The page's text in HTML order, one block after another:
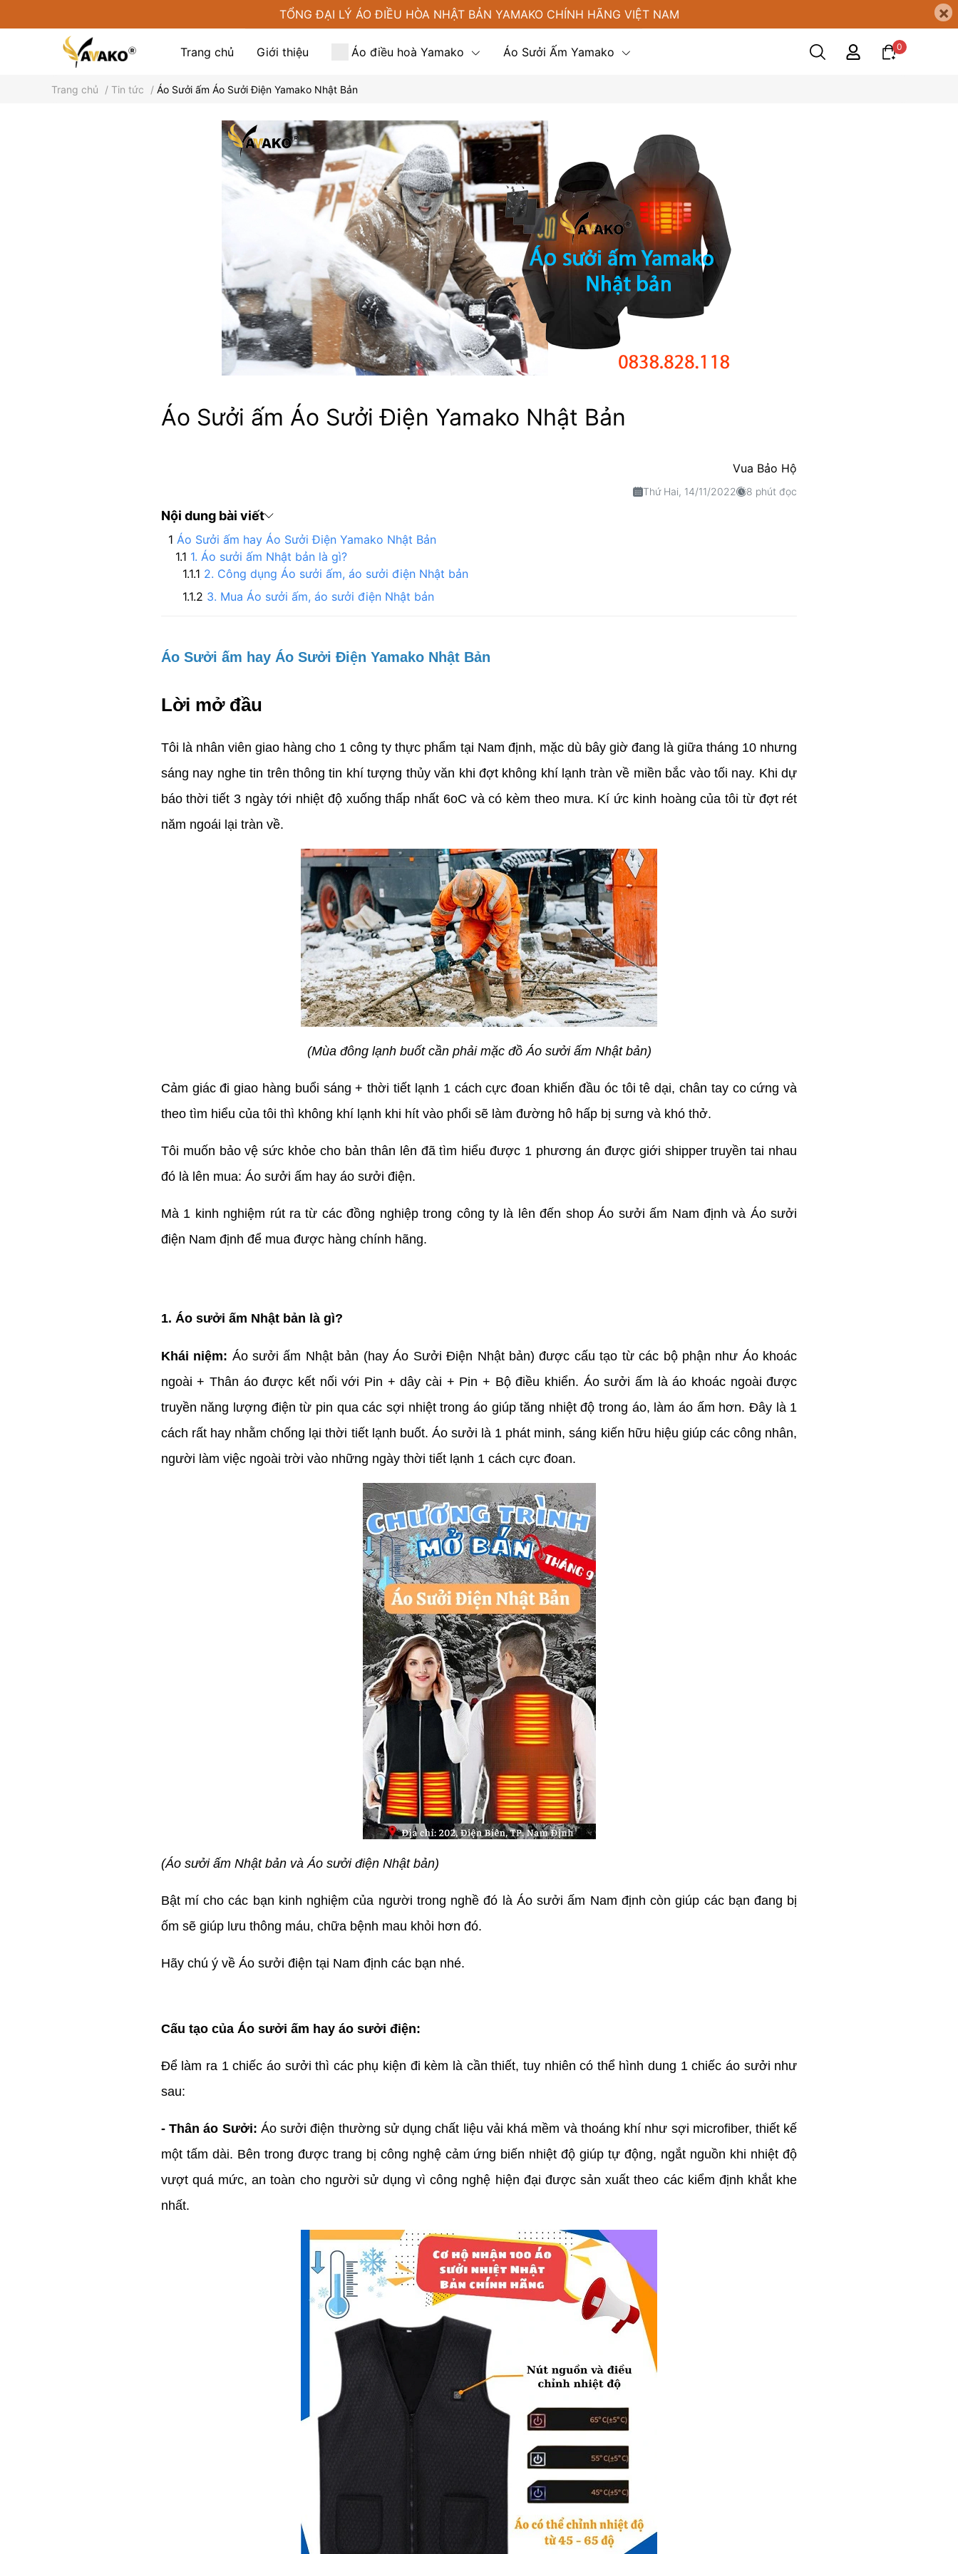
TỔNG ĐẠI LÝ ÁO ĐIỀU HÒA NHẬT BẢN YAMAKO CHÍNH HÃNG VIỆT NAM ×
Trang chủ Giới thiệu Áo điều hoà Yamako Áo Sưởi Ấm Yamako
Phụ kiện tại Yamako Tin tức
0
Trang chủ / Tin tức / Áo Sưởi ấm Áo Sưởi Điện Yamako Nhật Bản
Áo Sưởi ấm Áo Sưởi Điện Yamako Nhật Bản
Vua Bảo Hộ
Thứ Hai, 14/11/2022 8 phút đọc
Nội dung bài viết
Áo Sưởi ấm hay Áo Sưởi Điện Yamako Nhật Bản
1. Áo sưởi ấm Nhật bản là gì?
2. Công dụng Áo sưởi ấm, áo sưởi điện Nhật bản
3. Mua Áo sưởi ấm, áo sưởi điện Nhật bản
Áo Sưởi ấm hay Áo Sưởi Điện Yamako Nhật Bản
Lời mở đầu
Tôi là nhân viên giao hàng cho 1 công ty thực phẩm tại Nam định, mặc dù bây giờ đang là giữa tháng 10 nhưng
sáng nay nghe tin trên thông tin khí tượng thủy văn khi đợt không khí lạnh tràn về miền bắc vào tối nay. Khi dự
báo thời tiết 3 ngày tới nhiệt độ xuống thấp nhất 6oC và có kèm theo mưa. Kí ức kinh hoàng của tôi từ đợt rét
năm ngoái lại tràn về.
(Mùa đông lạnh buốt cần phải mặc đồ Áo sưởi ấm Nhật bản)
Cảm giác đi giao hàng buổi sáng + thời tiết lạnh 1 cách cực đoan khiến đầu óc tôi tê dại, chân tay co cứng và
theo tìm hiểu của tôi thì không khí lạnh khi hít vào phổi sẽ làm đường hô hấp bị sưng và khó thở.
Tôi muốn bảo vệ sức khỏe cho bản thân lên đã tìm hiểu được 1 phương án được giới shipper truyền tai nhau
đó là lên mua: Áo sưởi ấm hay áo sưởi điện.
Mà 1 kinh nghiệm rút ra từ các đồng nghiệp trong công ty là lên đến shop Áo sưởi ấm Nam định và Áo sưởi
điện Nam định để mua được hàng chính hãng.
1. Áo sưởi ấm Nhật bản là gì?
Khái niệm: Áo sưởi ấm Nhật bản (hay Áo Sưởi Điện Nhật bản) được cấu tạo từ các bộ phận như Áo khoác
ngoài + Thân áo được kết nối với Pin + dây cài + Pin + Bộ điều khiển. Áo sưởi ấm là áo khoác ngoài được
truyền năng lượng điện từ pin qua các sợi nhiệt trong áo giúp tăng nhiệt độ trong áo, làm áo ấm hơn. Đây là 1
cách rất hay nhằm chống lại thời tiết lạnh buốt. Áo sưởi là 1 phát minh, sáng kiến hữu hiệu giúp các công nhân,
người làm việc ngoài trời vào những ngày thời tiết lạnh 1 cách cực đoan.
(Áo sưởi ấm Nhật bản và Áo sưởi điện Nhật bản)
Bật mí cho các bạn kinh nghiệm của người trong nghề đó là Áo sưởi ấm Nam định còn giúp các bạn đang bị
ốm sẽ giúp lưu thông máu, chữa bệnh mau khỏi hơn đó.
Hãy chú ý về Áo sưởi điện tại Nam định các bạn nhé.
Cấu tạo của Áo sưởi ấm hay áo sưởi điện:
Để làm ra 1 chiếc áo sưởi thì các phụ kiện đi kèm là cần thiết, tuy nhiên có thể hình dung 1 chiếc áo sưởi như
sau:
- Thân áo Sưởi: Áo sưởi điện thường sử dụng chất liệu vải khá mềm và thoáng khí như sợi microfiber, thiết kế
một tấm dài. Bên trong được trang bị công nghệ cảm ứng biến nhiệt độ giúp tự động, ngắt nguồn khi nhiệt độ
vượt quá mức, an toàn cho người sử dụng vì công nghệ hiện đại được sản xuất theo các kiểm định khắt khe
nhất.